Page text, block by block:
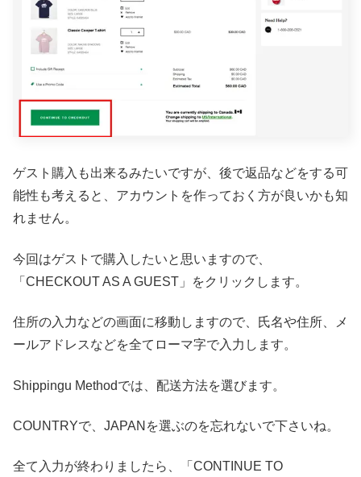
ゲスト購入も出来るみたいですが、後で返品などをする可
能性も考えると、アカウントを作っておく方が良いかも知
れません。
今回はゲストで購入したいと思いますので、
「CHECKOUT AS A GUEST」をクリックします。
住所の入力などの画面に移動しますので、氏名や住所、メ
ールアドレスなどを全てローマ字で入力します。
Shippingu Methodでは、配送方法を選びます。
COUNTRYで、JAPANを選ぶのを忘れないで下さいね。
全て入力が終わりましたら、「CONTINUE TO